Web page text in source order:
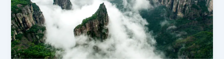
:
Conseils
pour
Vivre
et